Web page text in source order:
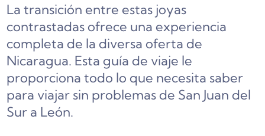
La transición entre estas joyas
contrastadas ofrece una experiencia
completa de la diversa oferta de
Nicaragua. Esta guía de viaje le
proporciona todo lo que necesita saber
para viajar sin problemas de San Juan del
Sur a León.